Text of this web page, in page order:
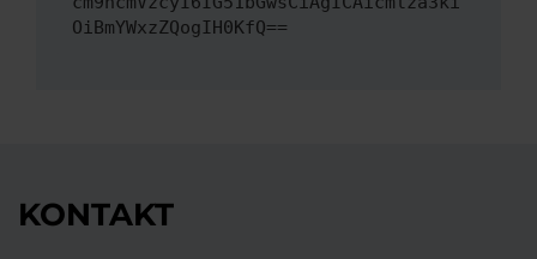
OiBmYWxzZQogIH0KfQ==
KONTAKT